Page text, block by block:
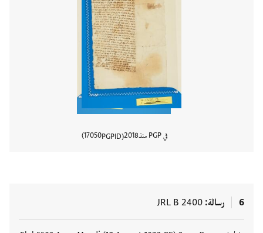
في PGP منذ 2018
PGPID
17050
6 رسالة JRL B 2400